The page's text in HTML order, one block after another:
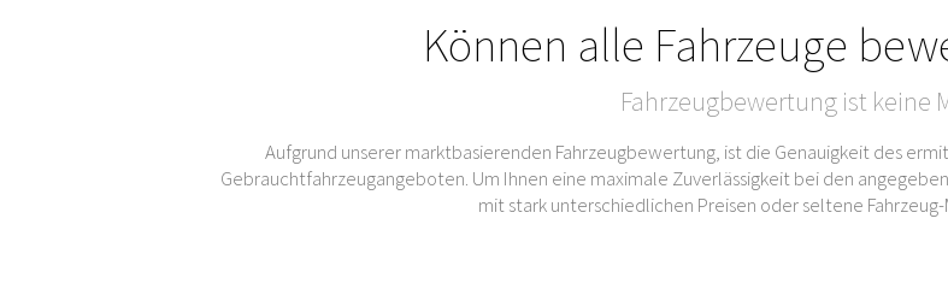
Können alle Fahrzeuge
Fahrzeugbewertung ist keine
Aufgrund unserer marktbasierenden Fahrzeugbewertung, ist die Genauigkeit des
Gebrauchtfahrzeugangeboten. Um Ihnen eine maximale Zuverlässigkeit bei den
mit stark unterschiedlichen Preisen oder seltene